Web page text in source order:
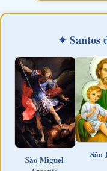
✦ Santos
São Miguel
São